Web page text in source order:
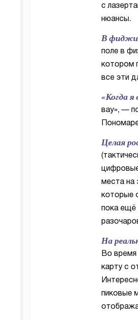
с
нюансы.
В
поле в
котором
все эти
«Когда я
вау», —
Целая
места на
которые
пока ещё
На
Во время
карту с
пиковые